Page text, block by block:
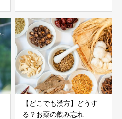
【どこでも漢方】どうす
る？お薬の飲み忘れ